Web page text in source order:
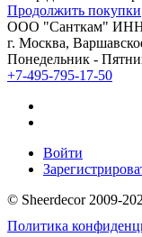
Продолжить покупки
ООО "Санткам" ИНН:
г. Москва,
Понедельник -
+7-495-795-17-50
Войти
© Sheerdecor 2009-
Политика